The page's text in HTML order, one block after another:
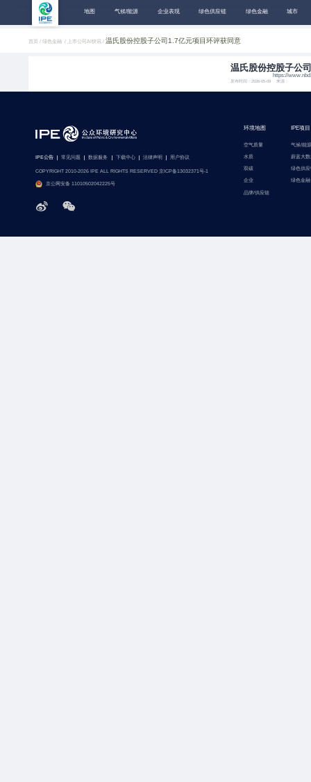
地图 气候/能源 企业表现 绿色供应链 绿色金融 城市
首页 / 绿色金融 / 上市公司AI快讯 / 温氏股份控股子公司1.7亿元项目环评获同意
温氏股份控股子公
发布时间：2026-05-09 来源：
https://
IPE公告 常见问题 数据服务 下载中心 法律声明 用户协议
COPYRIGHT 2010-2026 IPE ALL RIGHTS RESERVED 京ICP备13032371号-1
京公网安备 11010502042225号
环境地图
空气质量
水质
双碳
企业
品牌/供应链
IPE项目
气候/能源
蔚蓝大数
绿色供应
绿色金融